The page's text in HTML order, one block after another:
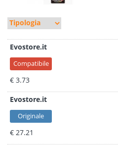
Evostore.it
Compatibile
€ 3.73
Evostore.it
Originale
€ 27.21